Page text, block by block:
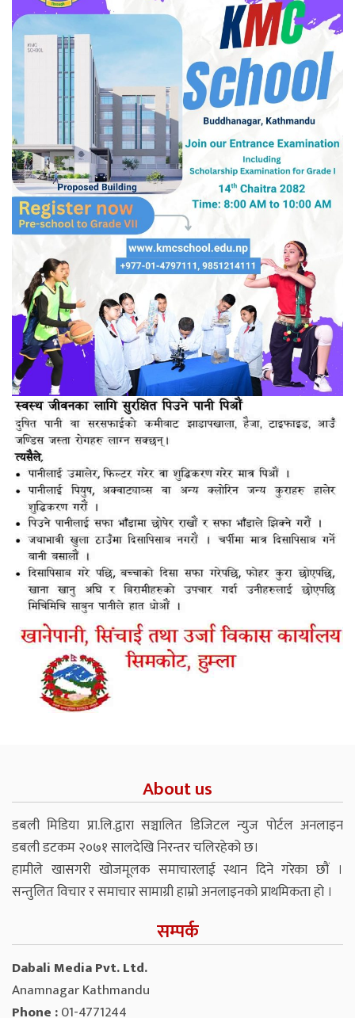
About us
डबली मिडिया प्रा.लि.द्वारा सञ्चालित डिजिटल न्युज पोर्टल अनलाइन
डबली डटकम २०७१ सालदेखि निरन्तर चलिरहेको छ।
हामीले खासगरी खोजमूलक समाचारलाई स्थान दिने गरेका छौं ।
सन्तुलित विचार र समाचार सामाग्री हाम्रो अनलाइनको प्राथमिकता हो ।
सम्पर्क
Dabali Media Pvt. Ltd.
Anamnagar Kathmandu
Phone :01-4771244